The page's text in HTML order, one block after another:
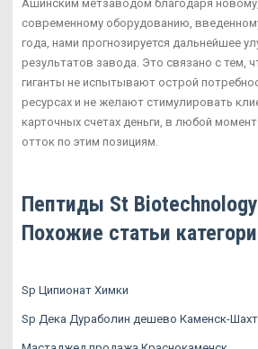
Ашинским метзаводом благодаря
современному оборудованию,
года, нами прогнозируется дальнейшее
результатов завода. Это связано с тем,
гиганты не испытывают острой
ресурсах и не желают стимулировать
карточных счетах деньги, в любой
отток по этим позициям.
Пептиды St
Похожие статьи
Sp Ципионат Химки
Sp Дека Дураболин дешево Каменск-